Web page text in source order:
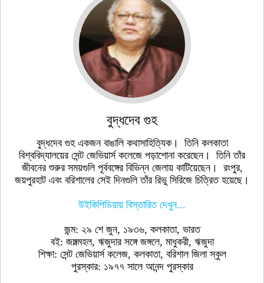
বুদ্ধদেব গুহ
বুদ্ধদেব গুহ একজন বাঙালি কথাসাহিত্যিক। তিনি কলকাতা
বিশ্ববিদ্যালয়ের সেন্ট জেভিয়ার্স কলেজে পড়াশোনা করেছেন। তিনি তাঁর
জীবনের শুরুর সময়গুলি পূর্ববঙ্গের বিভিন্ন জেলায় কাটিয়েছেন। রংপুর,
জয়পুরহাট এবং বরিশালের সেই দিনগুলি তাঁর রিভু সিরিজে চিত্রিত হয়েছে।
উইকিপিডিয়ায় বিস্তারিত দেখুন...
জন্ম: ২৯ শে জুন, ১৯৩৬, কলকাতা, ভারত
বই: জঙ্গল্মহল, ঋজুদার সঙ্গে জঙ্গলে, মাধুকরী, ঋজুদা
শিক্ষা: সেন্ট জেভিয়ার্স কলেজ, কলকাতা, বরিশাল জিলা স্কুল
পুরস্কার: ১৯৭৭ সালে আনন্দ পুরস্কার